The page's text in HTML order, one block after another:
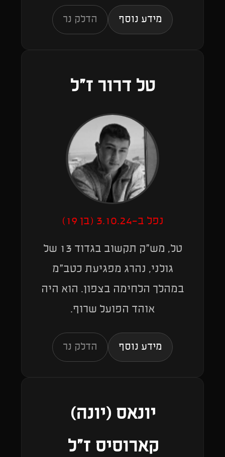
מידע נוסף הדלק נר
טל דרור ז״ל
נפל ב-3.10.24 (בן 19)
טל, מש״ק תקשוב בגדוד 13 של
גולני, נהרג מפגיעת כטב״מ
במהלך הלחימה בצפון. הוא היה
אוהד הפועל שרוף.
מידע נוסף הדלק נר
יונאס (יונה)
קארוסיס ז״ל